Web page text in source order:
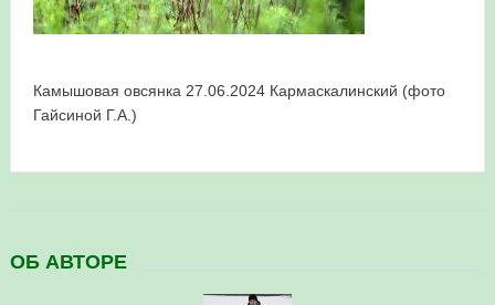
Камышовая овсянка 27.06.2024 Кармаскалинский (фото
Гайсиной Г.А.)
ОБ АВТОРЕ